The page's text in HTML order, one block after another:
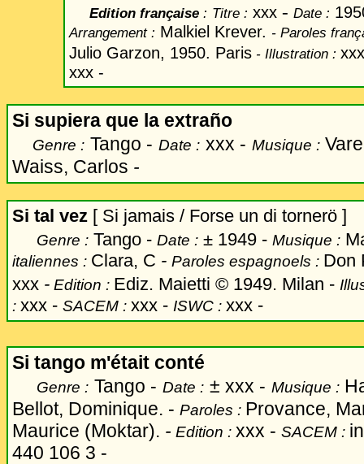
Edition française : Titre : xxx - Date :
Arrangement : Malkiel Krever. - Paroles
Julio Garzon, 1950. Paris - Illustration : xxx
xxx -
Si supiera que la extraño
Genre : Tango - Date : xxx - Musique :
Waiss, Carlos -
Si tal vez [ Si jamais / Forse un di tornerö ]
Genre : Tango - Date : ± 1949 - Musique :
italiennes : Clara, C - Paroles espagnoels : Don
xxx - Edition : Ediz. Maietti © 1949. Milan -
: xxx - SACEM : xxx - ISWC : xxx -
Si tango m'était conté
Genre : Tango - Date : ± xxx - Musique :
Bellot, Dominique. - Paroles : Provance,
Maurice (Moktar). - Edition : xxx - SACEM :
440 106 3 -